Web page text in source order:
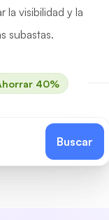
la visibilidad y la
subastas.
40%
Buscar